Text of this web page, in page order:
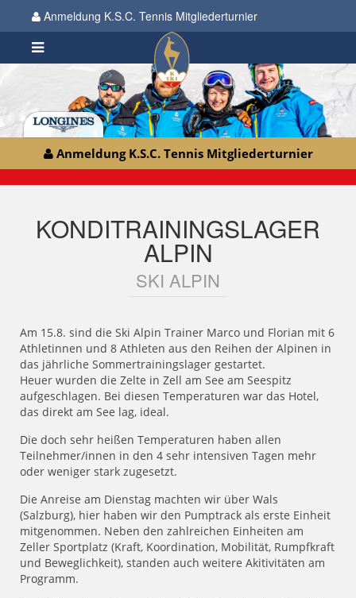
Anmeldung K.S.C. Tennis Mitgliederturnier
Anmeldung K.S.C. Tennis Mitgliederturnier
KONDITRAININGSLAGER
ALPIN
SKI ALPIN
Am 15.8. sind die Ski Alpin Trainer Marco und Florian mit 6
Athletinnen und 8 Athleten aus den Reihen der Alpinen in
das jährliche Sommertrainingslager gestartet.
Heuer wurden die Zelte in Zell am See am Seespitz
aufgeschlagen. Bei diesen Temperaturen war das Hotel,
das direkt am See lag, ideal.
Die doch sehr heißen Temperaturen haben allen
Teilnehmer/innen in den 4 sehr intensiven Tagen mehr
oder weniger stark zugesetzt.
Die Anreise am Dienstag machten wir über Wals
(Salzburg), hier haben wir den Pumptrack als erste Einheit
mitgenommen. Neben den zahlreichen Einheiten am
Zeller Sportplatz (Kraft, Koordination, Mobilität, Rumpfkraft
und Beweglichkeit), standen auch weitere Akitivitäten am
Programm.